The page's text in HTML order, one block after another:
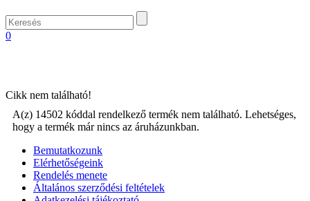
0
Cikk nem található!
A(z) 14502 kóddal rendelkező termék nem található. Lehetséges,
hogy a termék már nincs az áruházunkban.
Bemutatkozunk
Elérhetőségeink
Rendelés menete
Általános szerződési feltételek